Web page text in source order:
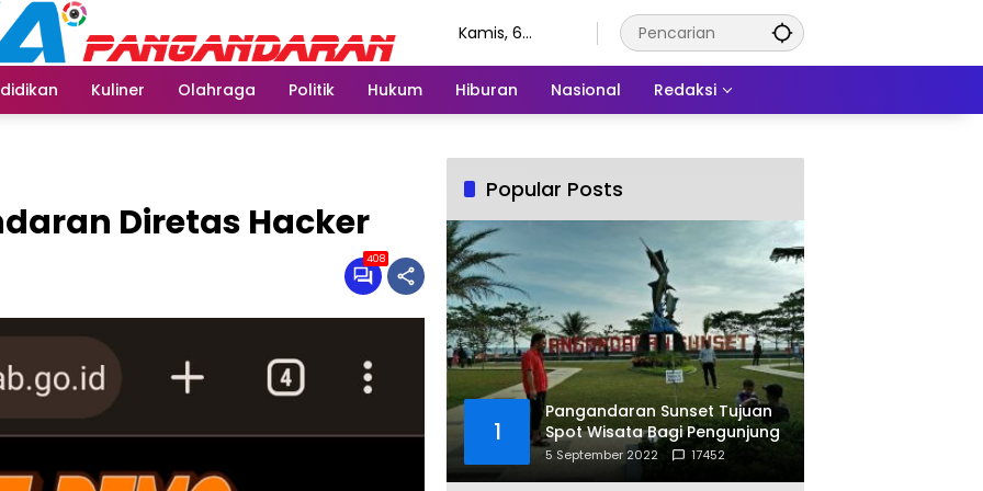
Kamis, 6
Kuliner Olahraga Politik Hukum Hiburan Nasional Redaksi
Diretas Hacker
408
Popular Posts
1
Pangandaran Sunset Tujuan
Spot Wisata Bagi Pengunjung
5 September 2022 17452